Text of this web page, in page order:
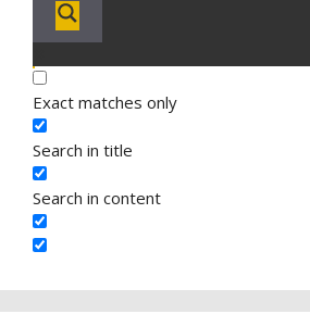
Exact matches only
Search in title
Search in content